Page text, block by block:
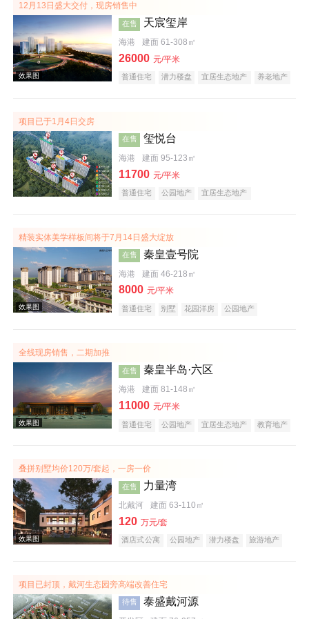
12月13日盛大交付，现房销售中
效果图
在售 天宸玺岸
海港 建面 61-308㎡
26000 元/平米
普通住宅 潜力楼盘 宜居生态地产
养老地产
项目已于1月4日交房
在售 玺悦台
海港 建面 95-123㎡
11700 元/平米
普通住宅 公园地产 宜居生态地产
精装实体美学样板间将于7月14日盛大绽放
在售 秦皇壹号院
海港 建面 46-218㎡
8000 元/平米
普通住宅 别墅 花园洋房
公园地产
全线现房销售，二期加推
在售 秦皇半岛·六区
海港 建面 81-148㎡
11000 元/平米
普通住宅 公园地产 宜居生态地产
教育地产
叠拼别墅均价120万/套起，一房一价
在售 力量湾
北戴河 建面 63-110㎡
120 万元/套
酒店式公寓 公园地产 潜力楼盘
旅游地产
项目已封顶，戴河生态园旁高端改善住宅
待售 泰盛戴河源